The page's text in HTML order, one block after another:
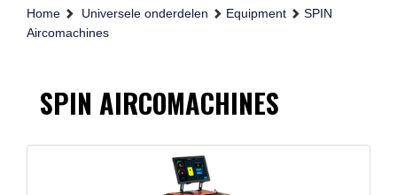
Home Universele onderdelen Equipment
SPIN
Aircomachines
SPIN AIRCOMACHINES